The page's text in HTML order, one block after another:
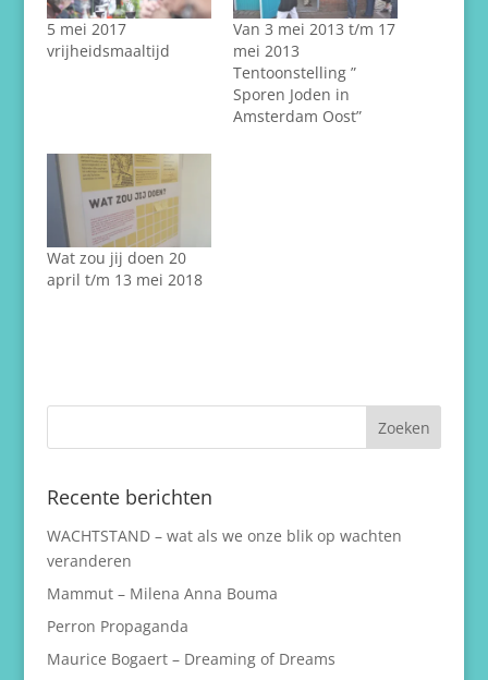
5 mei 2017
vrijheidsmaaltijd
Van 3 mei 2013 t/m 17
mei 2013
Tentoonstelling ”
Sporen Joden in
Amsterdam Oost”
Wat zou jij doen 20
april t/m 13 mei 2018
Recente berichten
WACHTSTAND – wat als we onze blik op wachten
veranderen
Mammut – Milena Anna Bouma
Perron Propaganda
Maurice Bogaert – Dreaming of Dreams